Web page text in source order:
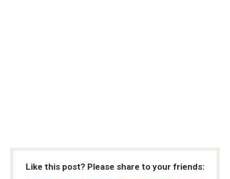
Like this post? Please share to your friends: